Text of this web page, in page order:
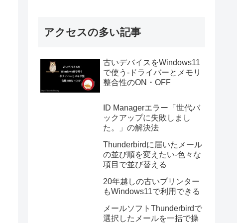
アクセスの多い記事
古いデバイスをWindows11
で使う-ドライバーとメモリ
整合性のON・OFF
ID Managerエラー「世代バ
ックアップに失敗しまし
た。」の解決法
Thunderbirdに届いたメール
の並び順を変えたい-色々な
項目で並び替える
20年越しの古いプリンター
もWindows11で利用できる
メールソフトThunderbirdで
選択したメールを一括で操